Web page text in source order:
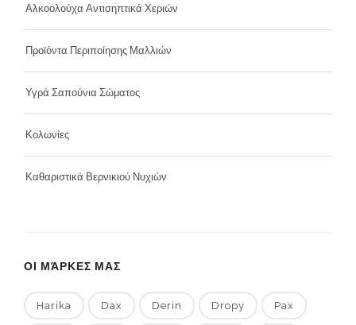
Αλκοολούχα Αντισηπτικά Χεριών
Προϊόντα Περιποίησης Μαλλιών
Υγρά Σαπούνια Σώματος
Κολωνίες
Καθαριστικά Βερνικιού Νυχιών
ΟΙ ΜΆΡΚΕΣ ΜΑΣ
Harika Dax Derin Dropy Pax